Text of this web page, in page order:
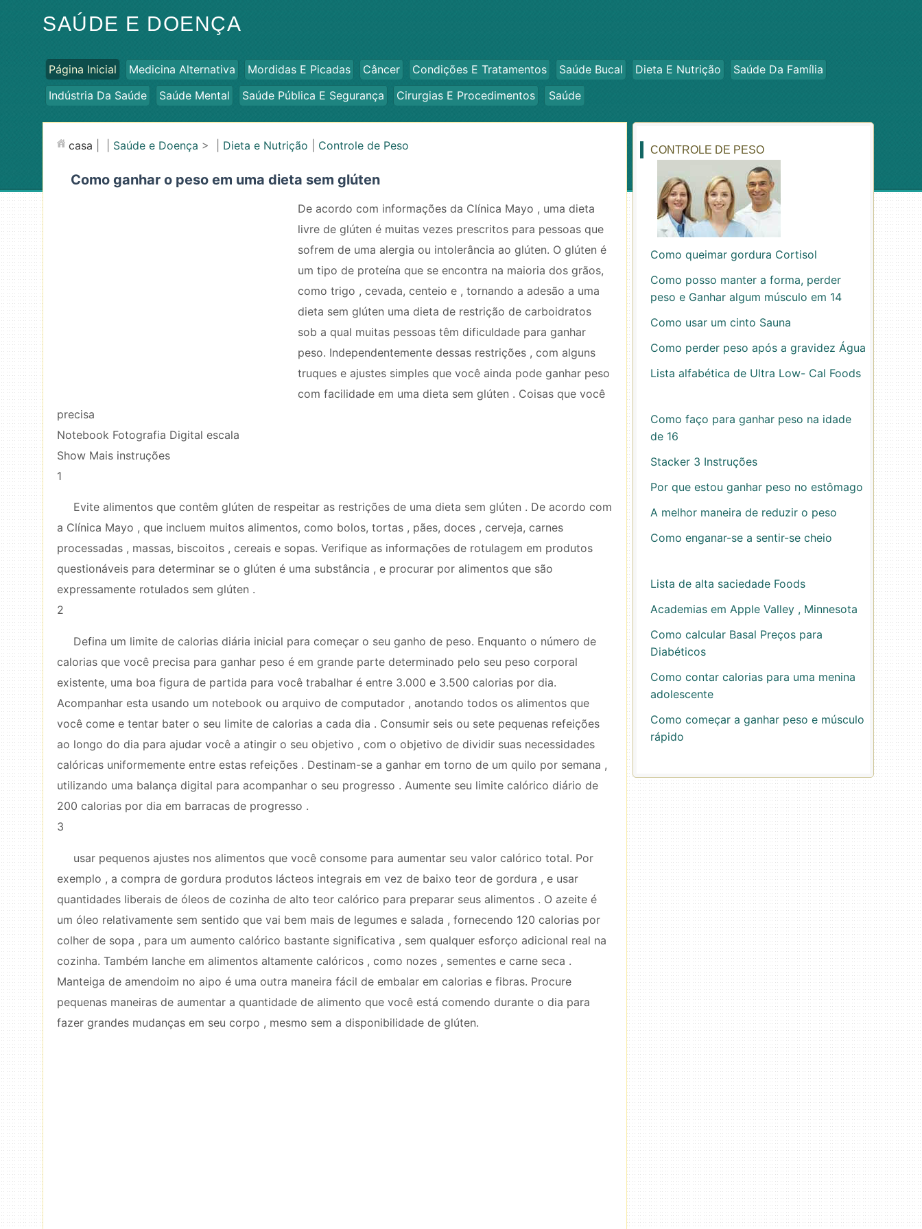
SAÚDE E DOENÇA
Página Inicial Medicina Alternativa Mordidas E Picadas Câncer Condições E Tratamentos Saúde Bucal Dieta E Nutrição
Saúde Da Família
Indústria Da Saúde
Saúde Mental Saúde Pública E Segurança Cirurgias E Procedimentos Saúde
casa Saúde e Doença > | Dieta e Nutrição Controle de Peso
Como ganhar o peso em uma dieta sem glúten
De acordo com informações da Clínica Mayo , uma dieta
livre de glúten é muitas vezes prescritos para pessoas que
sofrem de uma alergia ou intolerância ao glúten. O glúten é
um tipo de proteína que se encontra na maioria dos grãos,
como trigo , cevada, centeio e , tornando a adesão a uma
dieta sem glúten uma dieta de restrição de carboidratos
sob a qual muitas pessoas têm dificuldade para ganhar
peso. Independentemente dessas restrições , com alguns
truques e ajustes simples que você ainda pode ganhar peso
com facilidade em uma dieta sem glúten . Coisas que você
precisa
Notebook Fotografia Digital escala
Show Mais instruções
1
Evite alimentos que contêm glúten de respeitar as restrições de uma dieta sem glúten . De acordo com
a Clínica Mayo , que incluem muitos alimentos, como bolos, tortas , pães, doces , cerveja, carnes
processadas , massas, biscoitos , cereais e sopas. Verifique as informações de rotulagem em produtos
questionáveis ​​para determinar se o glúten é uma substância , e procurar por alimentos que são
expressamente rotulados sem glúten .
2
Defina um limite de calorias diária inicial para começar o seu ganho de peso. Enquanto o número de
calorias que você precisa para ganhar peso é em grande parte determinado pelo seu peso corporal
existente, uma boa figura de partida para você trabalhar é entre 3.000 e 3.500 calorias por dia.
Acompanhar esta usando um notebook ou arquivo de computador , anotando todos os alimentos que
você come e tentar bater o seu limite de calorias a cada dia . Consumir seis ou sete pequenas refeições
ao longo do dia para ajudar você a atingir o seu objetivo , com o objetivo de dividir suas necessidades
calóricas uniformemente entre estas refeições . Destinam-se a ganhar em torno de um quilo por semana ,
utilizando uma balança digital para acompanhar o seu progresso . Aumente seu limite calórico diário de
200 calorias por dia em barracas de progresso .
3
usar pequenos ajustes nos alimentos que você consome para aumentar seu valor calórico total. Por
exemplo , a compra de gordura produtos lácteos integrais em vez de baixo teor de gordura , e usar
quantidades liberais de óleos de cozinha de alto teor calórico para preparar seus alimentos . O azeite é
um óleo relativamente sem sentido que vai bem mais de legumes e salada , fornecendo 120 calorias por
colher de sopa , para um aumento calórico bastante significativa , sem qualquer esforço adicional real na
cozinha. Também lanche em alimentos altamente calóricos , como nozes , sementes e carne seca .
Manteiga de amendoim no aipo é uma outra maneira fácil de embalar em calorias e fibras. Procure
pequenas maneiras de aumentar a quantidade de alimento que você está comendo durante o dia para
fazer grandes mudanças em seu corpo , mesmo sem a disponibilidade de glúten.
CONTROLE DE PESO
Como queimar gordura Cortisol
Como posso manter a forma, perder
peso e Ganhar algum músculo em 14
Como usar um cinto Sauna
Como perder peso após a gravidez Água
Lista alfabética de Ultra Low- Cal Foods
Como faço para ganhar peso na idade
de 16
Stacker 3 Instruções
Por que estou ganhar peso no estômago
A melhor maneira de reduzir o peso
Como enganar-se a sentir-se cheio
Lista de alta saciedade Foods
Academias em Apple Valley , Minnesota
Como calcular Basal Preços para
Diabéticos
Como contar calorias para uma menina
adolescente
Como começar a ganhar peso e músculo
rápido